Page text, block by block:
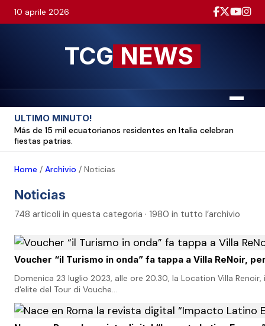
10 aprile 2026
TCG NEWS
Menu
ULTIMO MINUTO!
Más de 15 mil ecuatorianos residentes en Italia celebran
fiestas patrias.
Home / Archivio / Noticias
Noticias
748 articoli in questa categoria · 1980 in tutto l’archivio
Voucher “il Turismo in onda” fa tappa a Villa ReNoir,
Domenica 23 luglio 2023, alle ore 20.30, la Location Villa
d'elite del Tour di Vouche…